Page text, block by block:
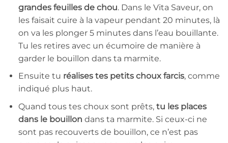
grandes feuilles de chou. Dans le Vita Saveur, on
les faisait cuire à la vapeur pendant 20 minutes, là
on va les plonger 5 minutes dans l’eau bouillante.
Tu les retires avec un écumoire de manière à
garder le bouillon dans ta marmite.
Ensuite tu réalises tes petits choux farcis, comme
indiqué plus haut.
Quand tous tes choux sont prêts, tu les places
dans le bouillon dans ta marmite. Si ceux-ci ne
sont pas recouverts de bouillon, ce n’est pas